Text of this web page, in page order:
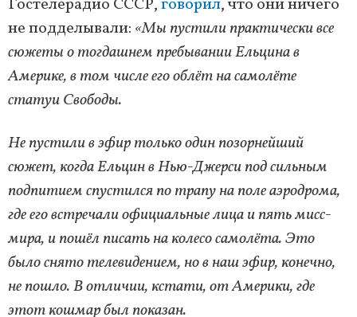
Гостелерадио СССР,говорил, что они ничего
не подделывали: «Мы пустили практически все
сюжеты о тогдашнем пребывании Ельцина в
Америке, в том числе его облёт на самолёте
статуи Свободы.
Не пустили в эфир только один позорнейший
сюжет, когда Ельцин в Нью-Джерси под сильным
подпитием спустился по трапу на поле аэродрома,
где его встречали официальные лица и пять мисс-
мира, и пошёл писать на колесо самолёта. Это
было снято телевидением, но в наш эфир, конечно,
не пошло. В отличии, кстати, от Америки, где
этот кошмар был показан.